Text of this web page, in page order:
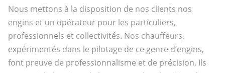
Nous mettons à la disposition de nos clients nos
engins et un opérateur pour les particuliers,
professionnels et collectivités. Nos chauffeurs,
expérimentés dans le pilotage de ce genre d’engins,
font preuve de professionnalisme et de précision. Ils